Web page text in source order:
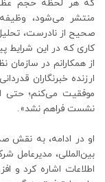
که هر لحظه حجم
منتشر می‌شود، وظیفه
صحیح از نادرست،
کاری که در این شرایط
از همکارانم در سازمان
ارزنده خبرنگاران
موفقیت می‌کنم؛ حتی
نشست فراهم نشد».
او در ادامه، به نقش
بین‌المللی، مدیرعامل
اطلاعات اشاره کرد و